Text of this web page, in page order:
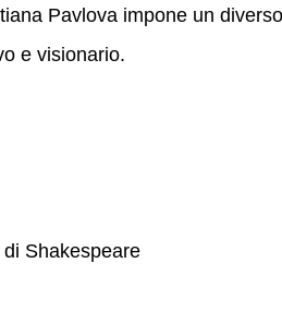
Pavlova impone un diverso
e visionario.
Shakespeare